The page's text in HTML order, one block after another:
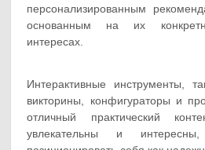
персонализированным
основанным на их
интересах.
Интерактивные инструменты,
викторины, конфигураторы и
отличный практический
увлекательны и